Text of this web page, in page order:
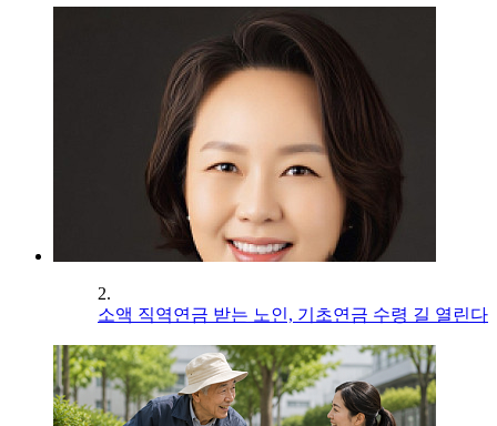
2.
소액 직역연금 받는 노인, 기초연금 수령 길 열린다